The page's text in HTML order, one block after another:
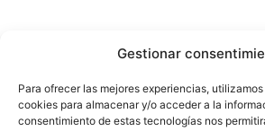
Gestionar
Para ofrecer las mejores experiencias,
cookies para almacenar y/o acceder a la
consentimiento de estas tecnologías nos